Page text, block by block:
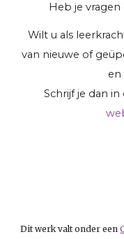
Heb je
Wilt u als
van nieuwe of
en
Schrijf je dan in
Dit werk valt onder een